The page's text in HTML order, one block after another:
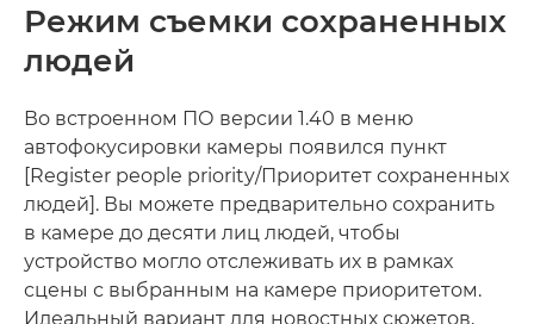
Режим съемки сохраненных
людей
Во встроенном ПО версии 1.40 в меню
автофокусировки камеры появился пункт
[Register people priority/Приоритет сохраненных
людей]. Вы можете предварительно сохранить
в камере до десяти лиц людей, чтобы
устройство могло отслеживать их в рамках
сцены с выбранным на камере приоритетом.
Идеальный вариант для новостных сюжетов,